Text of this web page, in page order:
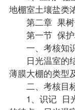
地棚室土壤盐类
第二章 果树
第一节 保护
一、考核知
日光温室的结
薄膜大棚的类型
二、考核目
1、识记 日光